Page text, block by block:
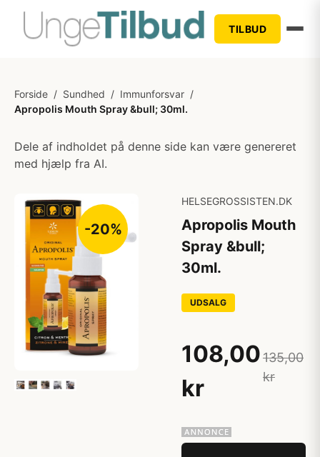
TILBUD
Forside / Sundhed / Immunforsvar /
Apropolis Mouth Spray &bull; 30ml.
Dele af indholdet på denne side kan være genereret
med hjælp fra AI.
-20%
HELSEGROSSISTEN.DK
Apropolis Mouth
Spray &bull;
30ml.
UDSALG
108,00
kr
135,00
kr